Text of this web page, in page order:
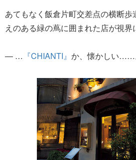
あてもなく飯倉片町交差点の横断
えのある緑の蔦に囲まれた店が視界
― … 『CHIANTI』 か、懐かしい……